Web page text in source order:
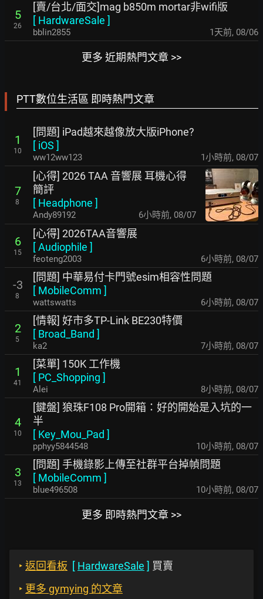
5
26
[賣/台北/面交]mag b850m mortar非wifi版
[ HardwareSale ]
bblin2855 1天前, 08/06
更多 近期熱門文章 >>
PTT數位生活區 即時熱門文章
1
10
[問題] iPad越來越像放大版iPhone?
[ iOS ]
ww12ww123 1小時前, 08/07
7
8
[心得] 2026 TAA 音響展 耳機心得
簡評
[ Headphone ]
Andy89192 6小時前, 08/07
6
15
[心得] 2026TAA音響展
[Audiophile ]
feoteng2003 6小時前, 08/07
-3
8
[問題] 中華易付卡門號esim相容性問題
[ MobileComm ]
wattswatts 6小時前, 08/07
2
5
[情報] 好市多TP-Link BE230特價
[ Broad_Band ]
ka2 7小時前, 08/07
1
41
[菜單] 150K 工作機
[ PC_Shopping ]
Alei 8小時前, 08/07
4
10
[鍵盤] 狼珠F108 Pro開箱：好的開始是入坑的一
半
[ Key_Mou_Pad ]
pphyy5844548 10小時前, 08/07
3
13
[問題] 手機錄影上傳至社群平台掉幀問題
[ MobileComm ]
blue496508 10小時前, 08/07
更多 即時熱門文章 >>
‣ 返回看板 [ HardwareSale ] 買賣
‣ 更多 gymying 的文章